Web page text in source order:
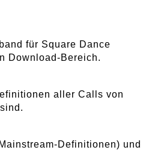
für Square Dance
Download-Bereich.
aller Calls von
Definitionen) und